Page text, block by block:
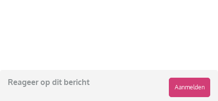
Reageer op dit bericht
Aanmelden